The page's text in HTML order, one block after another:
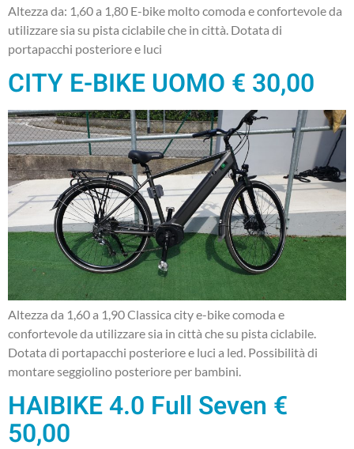
Altezza da: 1,60 a 1,80 E-bike molto comoda e confortevole da
utilizzare sia su pista ciclabile che in città. Dotata di
portapacchi posteriore e luci
CITY E-BIKE UOMO € 30,00
Altezza da 1,60 a 1,90 Classica city e-bike comoda e
confortevole da utilizzare sia in città che su pista ciclabile.
Dotata di portapacchi posteriore e luci a led. Possibilità di
montare seggiolino posteriore per bambini.
HAIBIKE 4.0 Full Seven €
50,00